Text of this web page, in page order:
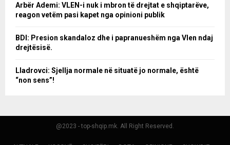
Arbër Ademi: VLEN-i nuk i mbron të drejtat e shqiptarëve,
reagon vetëm pasi kapet nga opinioni publik
BDI: Presion skandaloz dhe i papranueshëm nga Vlen ndaj
drejtësisë.
Lladrovci: Sjellja normale në situatë jo normale, është
“non sens”!
@2023 - top-shqip.mk. All Right Reserved.